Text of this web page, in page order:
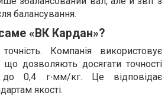
балансування.
«ВК Кардан»?
Компанія використовує
що дозволяють досягати точності
до 0,4 г∙мм/кг. Це відповідає
якості.